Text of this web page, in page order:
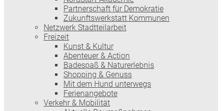
Partnerschaft für Demokratie
Zukunftswerkstatt Kommunen
Netzwerk Stadtteilarbeit
Freizeit
Kunst & Kultur
Abenteuer & Action
Badespaß & Naturerlebnis
Shopping & Genuss
Mit dem Hund unterwegs
Ferienangebote
Verkehr & Mobilität